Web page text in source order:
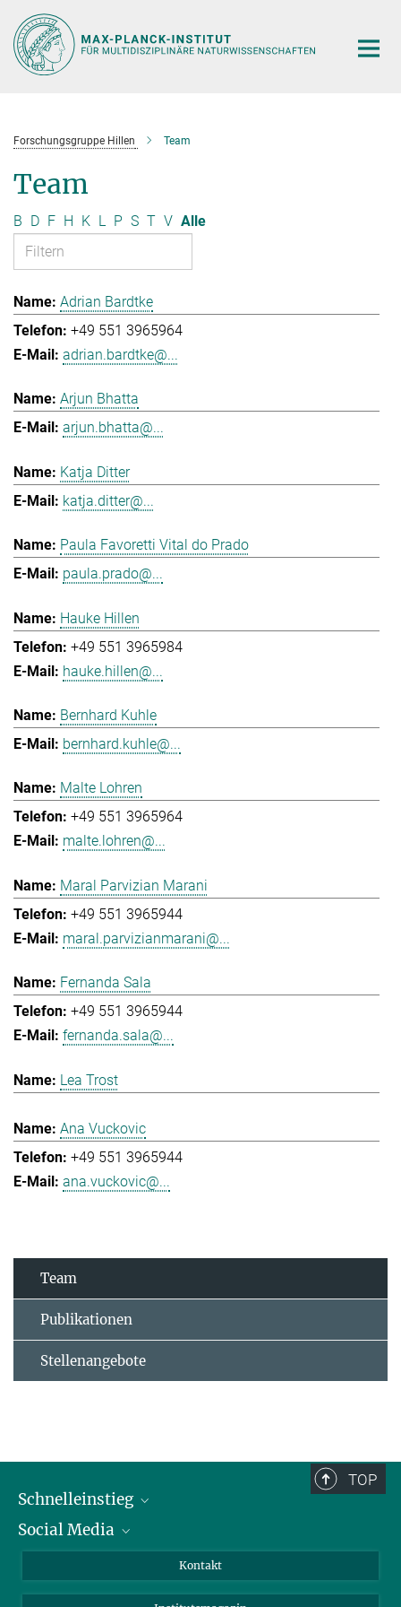
Hauptinhalt
Forschungsgruppe Hillen Team
Team
B D F H K L P S T V Alle
Adrian Bardtke
+49 551 3965964
adrian.bardtke@...
Arjun Bhatta
arjun.bhatta@...
Katja Ditter
katja.ditter@...
Paula Favoretti Vital do Prado
paula.prado@...
Hauke Hillen
+49 551 3965984
hauke.hillen@...
Bernhard Kuhle
bernhard.kuhle@...
Malte Lohren
+49 551 3965964
malte.lohren@...
Maral Parvizian Marani
+49 551 3965944
maral.parvizianmarani@...
Fernanda Sala
+49 551 3965944
fernanda.sala@...
Lea Trost
Ana Vuckovic
+49 551 3965944
ana.vuckovic@...
Team
Publikationen
Stellenangebote
TOP
Schnelleinstieg
Alumni
Social Media
Bluesky
Kontakt